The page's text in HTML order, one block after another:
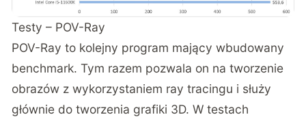
Testy – POV-Ray
POV-Ray to kolejny program mający wbudowany
benchmark. Tym razem pozwala on na tworzenie
obrazów z wykorzystaniem ray tracingu i służy
głównie do tworzenia grafiki 3D. W testach